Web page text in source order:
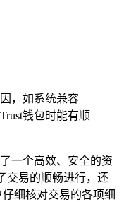
，如系统兼容
钱包时能有顺
一个高效、安全的资
交易的顺畅进行，还
细核对交易的各项细